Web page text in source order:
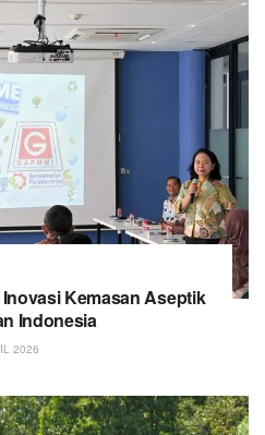
Kemasan Aseptik
Indonesia
2026